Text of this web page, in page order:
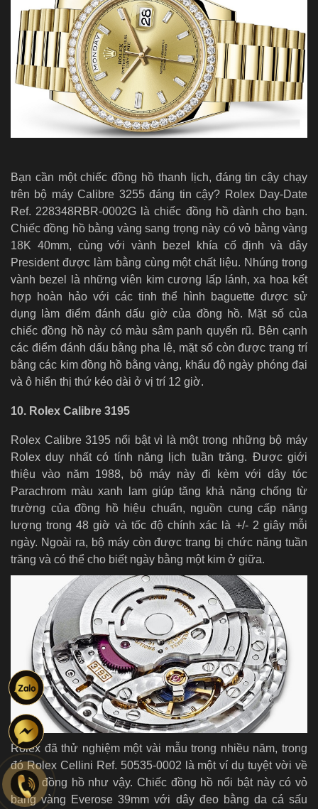
Bạn cần một chiếc đồng hồ thanh lịch, đáng tin cậy chạy
trên bộ máy Calibre 3255 đáng tin cậy? Rolex Day-Date
Ref. 228348RBR-0002G là chiếc đồng hồ dành cho bạn.
Chiếc đồng hồ bằng vàng sang trọng này có vỏ bằng vàng
18K 40mm, cùng với vành bezel khía cố định và dây
President được làm bằng cùng một chất liệu. Nhúng trong
vành bezel là những viên kim cương lấp lánh, xa hoa kết
hợp hoàn hảo với các tinh thể hình baguette được sử
dụng làm điểm đánh dấu giờ của đồng hồ. Mặt số của
chiếc đồng hồ này có màu sâm panh quyến rũ. Bên cạnh
các điểm đánh dấu bằng pha lê, mặt số còn được trang trí
bằng các kim đồng hồ bằng vàng, khẩu độ ngày phóng đại
và ô hiển thị thứ kéo dài ở vị trí 12 giờ.
10. Rolex Calibre 3195
Rolex Calibre 3195 nổi bật vì là một trong những bộ máy
Rolex duy nhất có tính năng lịch tuần trăng. Được giới
thiệu vào năm 1988, bộ máy này đi kèm với dây tóc
Parachrom màu xanh lam giúp tăng khả năng chống từ
trường của đồng hồ hiệu chuẩn, nguồn cung cấp năng
lượng trong 48 giờ và tốc độ chính xác là +/- 2 giây mỗi
ngày. Ngoài ra, bộ máy còn được trang bị chức năng tuần
trăng và có thể cho biết ngày bằng một kim ở giữa.
Rolex đã thử nghiệm một vài mẫu trong nhiều năm, trong
đó Rolex Cellini Ref. 50535-0002 là một ví dụ tuyệt vời về
chiếc đồng hồ như vậy. Chiếc đồng hồ nổi bật này có vỏ
bằng vàng Everose 39mm với dây đeo bằng da cá sấu